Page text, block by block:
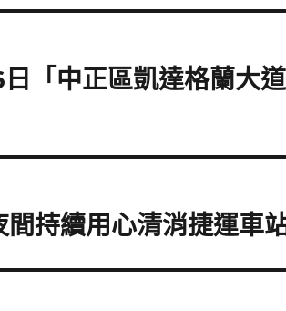
日「中正區凱達格蘭大
持續用心清消捷運車